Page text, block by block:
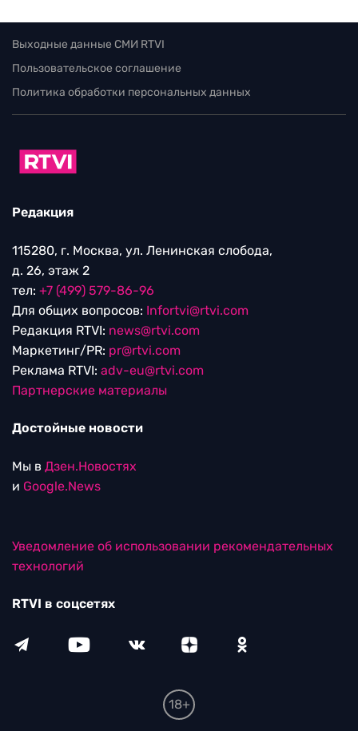
Выходные данные СМИ RTVI
Пользовательское соглашение
Политика обработки персональных данных
Редакция
115280, г. Москва, ул. Ленинская слобода,
д. 26, этаж 2
тел: +7 (499) 579-86-96
Для общих вопросов: Infortvi@rtvi.com
Редакция RTVI: news@rtvi.com
Маркетинг/PR: pr@rtvi.com
Реклама RTVI: adv-eu@rtvi.com
Партнерские материалы
Достойные новости
Мы в Дзен.Новостях
и Google.News
Уведомление об использовании рекомендательных
технологий
RTVI в соцсетях
18+